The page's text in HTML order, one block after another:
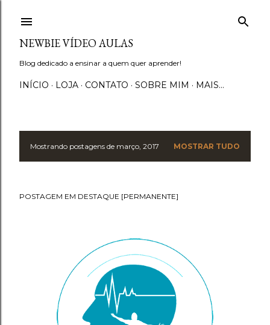
NEWBIE VÍDEO AULAS
Blog dedicado a ensinar a quem quer aprender!
INÍCIO LOJA CONTATO SOBRE MIM MAIS…
P
s
Mostrando postagens de março, 2017 MOSTRAR TUDO
POSTAGEM EM DESTAQUE [PERMANENTE]